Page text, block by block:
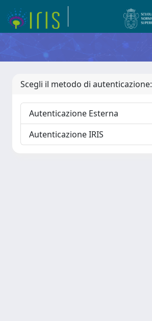
Scegli il metodo di autenticazione:
Autenticazione Esterna
Autenticazione IRIS